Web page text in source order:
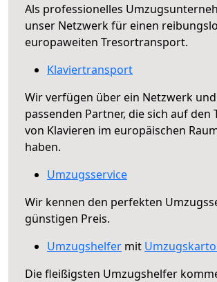
Als professionelles
unser Netzwerk für einen
europaweiten Tresortransport.
Klaviertransport
Wir verfügen über ein Netzwerk
passenden Partner, die sich auf den
von Klavieren im europäischen
haben.
Umzugsservice
Wir kennen den perfekten
günstigen Preis.
Umzugshelfer mit
Die fleißigsten Umzugshelfer